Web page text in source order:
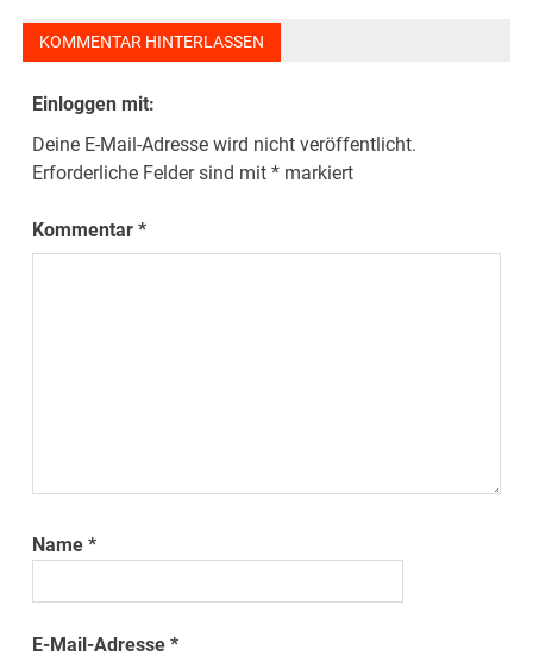
KOMMENTAR HINTERLASSEN
Einloggen mit:
Deine E-Mail-Adresse wird nicht veröffentlicht.
Erforderliche Felder sind mit* markiert
Kommentar*
Name*
E-Mail-Adresse*